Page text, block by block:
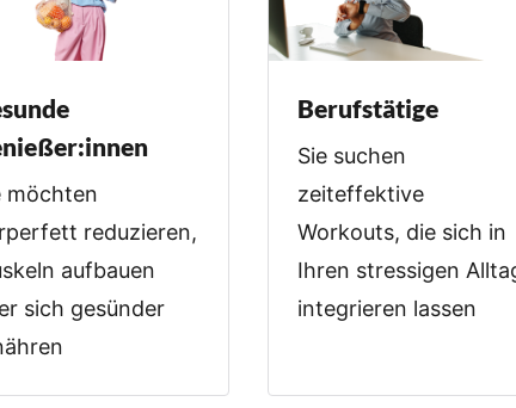
möchten
reduzieren,
aufbauen
sich gesünder
Berufstätige
Sie suchen
zeiteffektive
Workouts, die sich in
Ihren stressigen
integrieren lassen